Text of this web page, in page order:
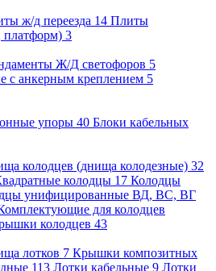
ж/д переезда 14 Плиты
платформ) 3
Ж/Д светофоров 5
с анкерным креплением 5
упоры 40 Блоки кабельных
колодцев (днища колодезные) 32
колодцы 17 Колодцы
унифицированные ВД, ВС, ВГ
для колодцев
колодцев 43
лотков 7 Крышки композитных
113 Лотки кабельные 9 Лотки